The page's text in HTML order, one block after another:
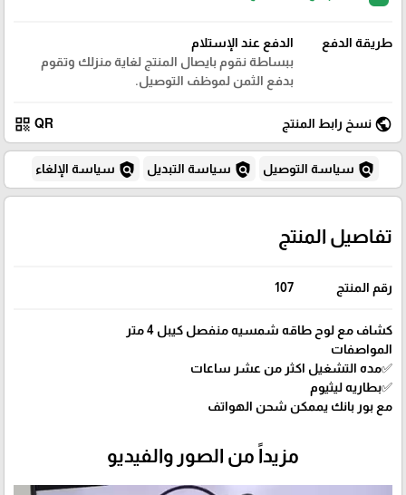
طريقة الدفع
الدفع عند الإستلام
ببساطة نقوم بايصال المنتج لغاية منزلك وتقوم
بدفع الثمن لموظف التوصيل.
public نسخ رابط المنتج QR
qr_code
policy سياسة التوصيل policy سياسة التبديل policy سياسة الإلغاء
تفاصيل المنتج
رقم المنتج 107
كشاف مع لوح طاقه شمسيه منفصل كيبل 4 متر
المواصفات
✅مده التشغيل اكثر من عشر ساعات
✅بطاريه ليثيوم
مع بور بانك يممكن شحن الهواتف
مزيداً من الصور والفيديو